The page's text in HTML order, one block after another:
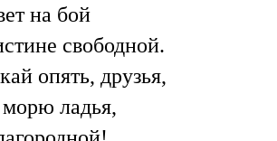
на бой
свободной.
опять, друзья,
ладья,